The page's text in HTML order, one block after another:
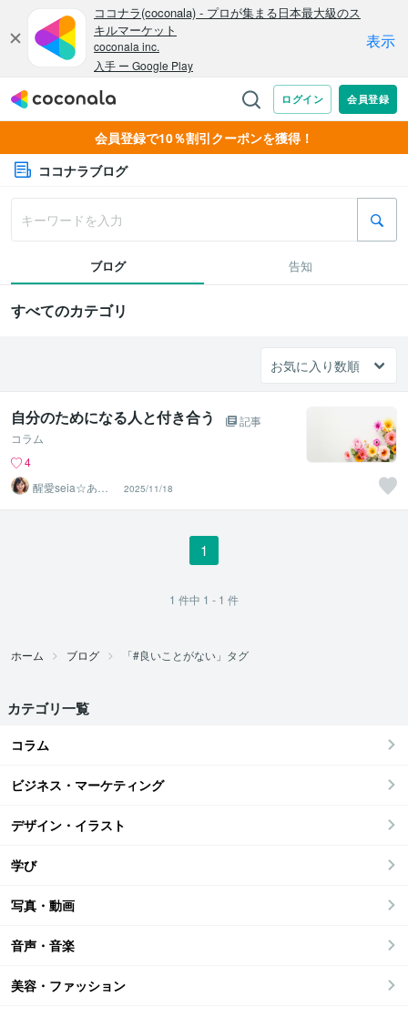
会員登録で10％割引クーポンを獲得！
ココナラブログ
ブログ 告知
すべてのカテゴリ
自分のためになる人と付き合う
記事
コラム
4
醒愛seia☆あな
たの心に寄り添
います☆
2025/11/18
1
1 件中 1 - 1 件
ホーム ブログ 「#良いことがない」タグ
カテゴリ一覧
コラム
ビジネス・マーケティング
デザイン・イラスト
学び
写真・動画
音声・音楽
美容・ファッション